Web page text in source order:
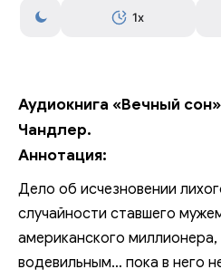
1x
Аудиокнига «Вечный
Чандлер.
Аннотация:
Дело об исчезновении
случайности ставшего
американского миллионера,
водевильным… пока в него